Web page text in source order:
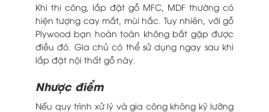
Khi thi công, lắp đặt gỗ MFC, MDF thường có
hiện tượng cay mắt, mùi hắc. Tuy nhiên, với gỗ
Plywood bạn hoàn toàn không bắt gặp được
điều đó. Gia chủ có thể sử dụng ngay sau khi
lắp đặt nội thất gỗ này.
Nhược điểm
Nếu quy trình xử lý và gia công không kỹ lưỡng